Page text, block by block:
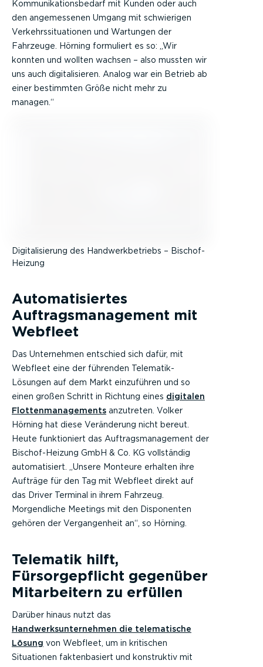
Kommunikationsbedarf mit Kunden oder auch
den angemessenen Umgang mit schwierigen
Verkehrssituationen und Wartungen der
Fahrzeuge. Hörning formuliert es so: „Wir
konnten und wollten wachsen – also mussten wir
uns auch digitalisieren. Analog war ein Betrieb ab
einer bestimmten Größe nicht mehr zu
managen.“
Digitalisierung des Handwerkbetriebs – Bischof-
Heizung
Automatisiertes
Auftragsmanagement mit
Webfleet
Das Unternehmen entschied sich dafür, mit
Webfleet eine der führenden Telematik-
Lösungen auf dem Markt einzuführen und so
einen großen Schritt in Richtung eines digitalen
Flottenmanagements anzutreten. Volker
Hörning hat diese Veränderung nicht bereut.
Heute funktioniert das Auftragsmanagement der
Bischof-Heizung GmbH & Co. KG vollständig
automatisiert. „Unsere Monteure erhalten ihre
Aufträge für den Tag mit Webfleet direkt auf
das Driver Terminal in ihrem Fahrzeug.
Morgendliche Meetings mit den Disponenten
gehören der Vergangenheit an“, so Hörning.
Telematik hilft,
Fürsorgepflicht gegenüber
Mitarbeitern zu erfüllen
Darüber hinaus nutzt das
Handwerksunternehmen die telematische
Lösung von Webfleet, um in kritischen
Situationen faktenbasiert und konstruktiv mit